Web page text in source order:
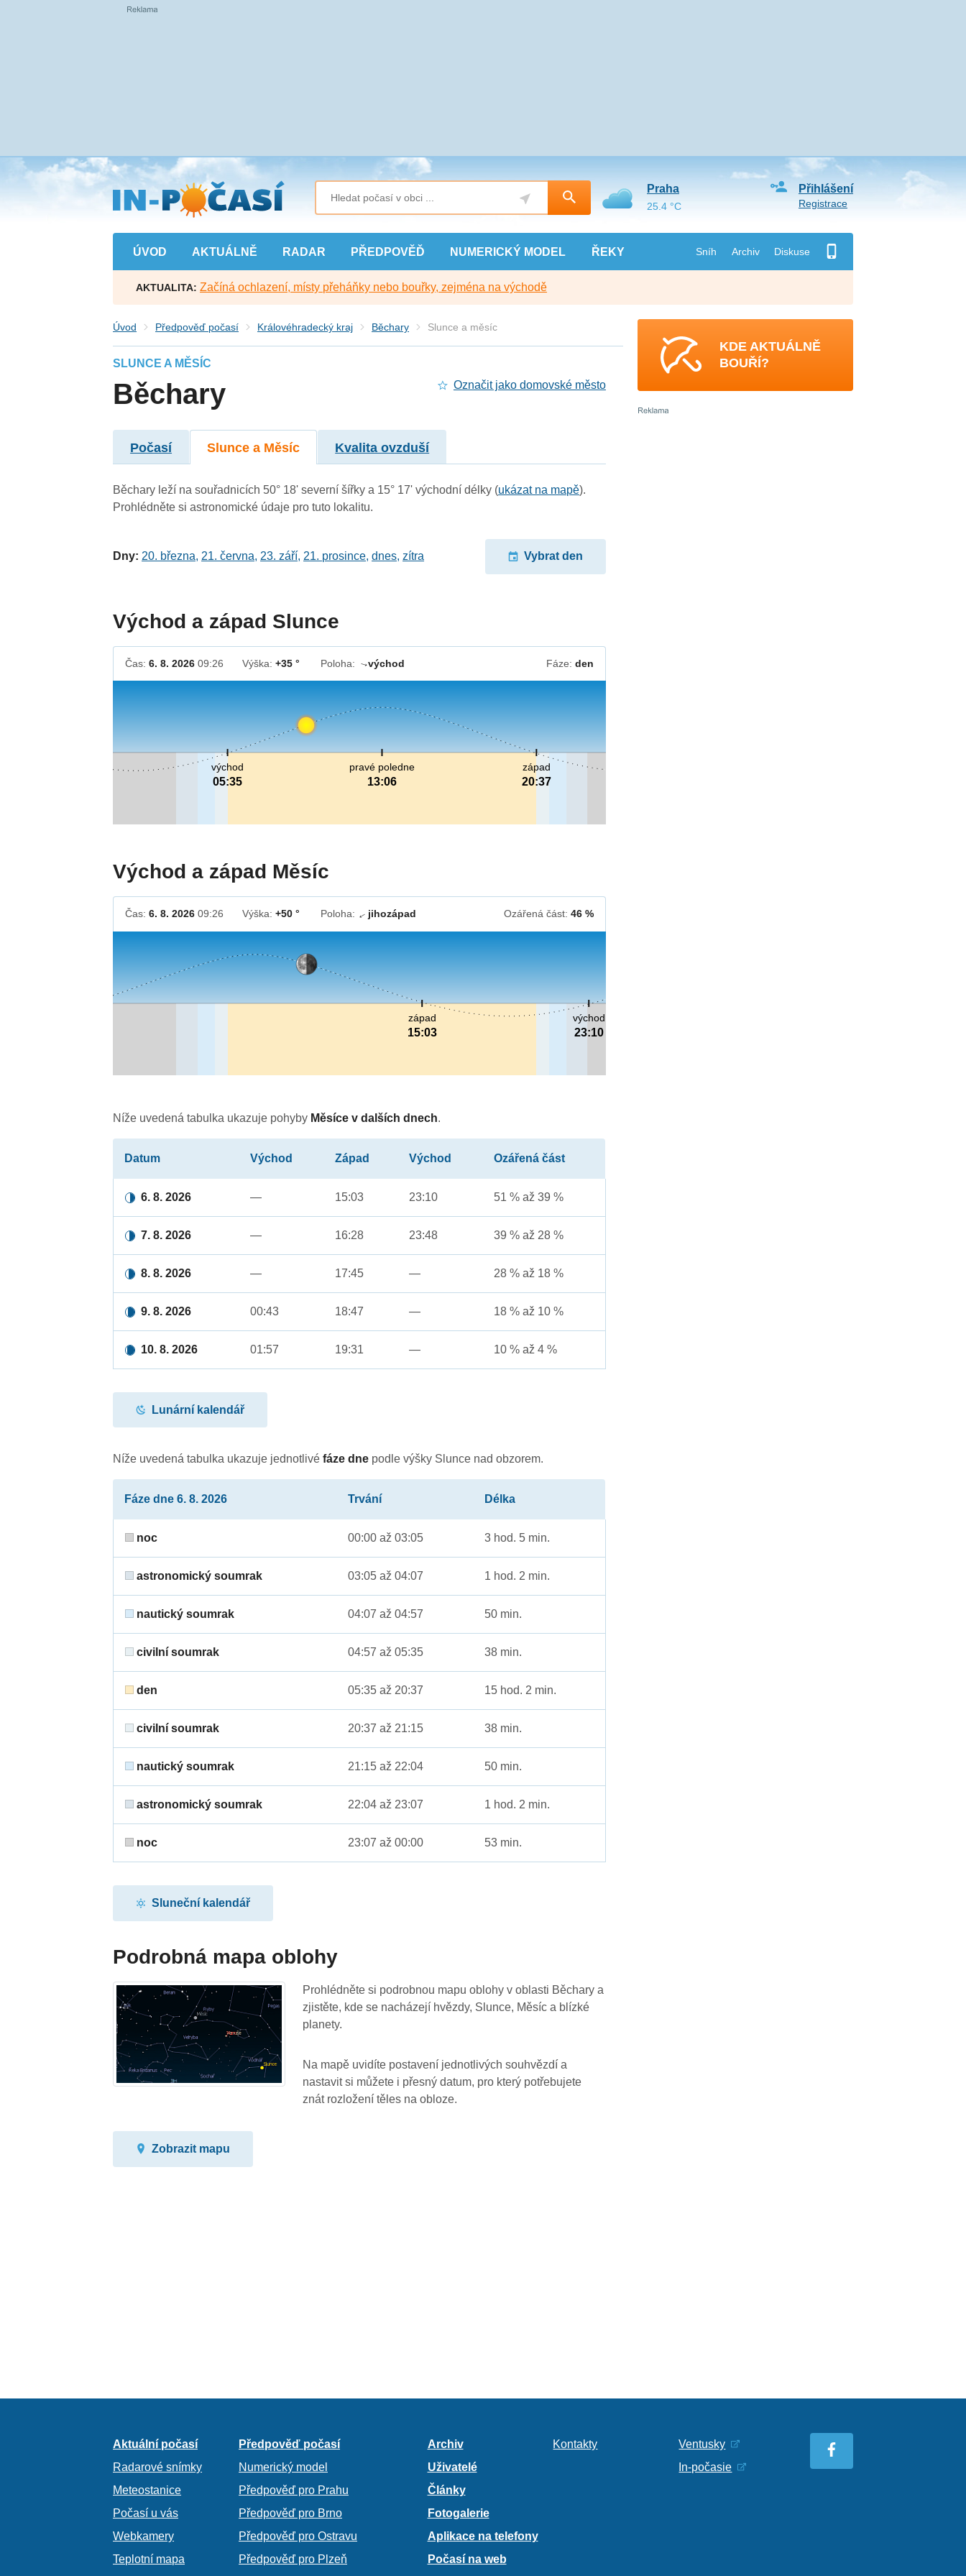
Přejít
na
hlavní
obsah
ÚVOD AKTUÁLNĚ RADAR PŘEDPOVĚĎ NUMERICKÝ MODEL ŘEKY Sníh Archiv Diskuse
Přihlášení
Registrace
Praha
25.4 °C
AKTUALITA: Začíná ochlazení, místy přeháňky nebo bouřky, zejména na východě
Úvod Předpověď počasí Královéhradecký kraj Běchary Slunce a měsíc
SLUNCE A MĚSÍC
Běchary Označit jako domovské město
Počasí Slunce a Měsíc Kvalita ovzduší
Běchary leží na souřadnicích 50° 18' severní šířky a 15° 17' východní délky (ukázat na mapě).
Prohlédněte si astronomické údaje pro tuto lokalitu.
Dny: 20. března, 21. června, 23. září, 21. prosince,dnes,zítra Vybrat den
Východ a západ Slunce
Čas:6. 8. 2026 09:26 Výška:+35 ° Poloha: ↓východ Fáze: den
pravé poledne
13:06
východ
05:35
západ
20:37
Východ a západ Měsíc
Čas:6. 8. 2026 09:26 Výška:+50 ° Poloha: ↓jihozápad Ozářená část: 46 %
východ
23:10
západ
15:03
Níže uvedená tabulka ukazuje pohyby Měsíce v dalších dnech.
Datum Východ Západ Východ Ozářená část
6. 8. 2026 — 15:03 23:10 51 % až 39 %
7. 8. 2026 — 16:28 23:48 39 % až 28 %
8. 8. 2026 — 17:45 — 28 % až 18 %
9. 8. 2026 00:43 18:47 — 18 % až 10 %
10. 8. 2026 01:57 19:31 — 10 % až 4 %
Lunární kalendář
Níže uvedená tabulka ukazuje jednotlivéfáze dne podle výšky Slunce nad obzorem.
Fáze dne 6. 8. 2026 Trvání Délka
noc 00:00 až 03:05 3 hod. 5 min.
astronomický soumrak 03:05 až 04:07 1 hod. 2 min.
nautický soumrak 04:07 až 04:57 50 min.
civilní soumrak 04:57 až 05:35 38 min.
den 05:35 až 20:37 15 hod. 2 min.
civilní soumrak 20:37 až 21:15 38 min.
nautický soumrak 21:15 až 22:04 50 min.
astronomický soumrak 22:04 až 23:07 1 hod. 2 min.
noc 23:07 až 00:00 53 min.
Sluneční kalendář
Podrobná mapa oblohy
Prohlédněte si podrobnou mapu oblohy v oblasti Běchary a
zjistěte, kde se nacházejí hvězdy, Slunce, Měsíc a blízké
planety.
Na mapě uvidíte postavení jednotlivých souhvězdí a
nastavit si můžete i přesný datum, pro který potřebujete
znát rozložení těles na obloze.
Zobrazit mapu
KDE AKTUÁLNĚ
BOUŘÍ?
Aktuální počasí
Radarové snímky
Meteostanice
Počasí u vás
Webkamery
Teplotní mapa
Předpověď počasí
Numerický model
Předpověď pro Prahu
Předpověď pro Brno
Předpověď pro Ostravu
Předpověď pro Plzeň
Archiv
Uživatelé
Články
Fotogalerie
Aplikace na telefony
Počasí na web
Kontakty
Ventusky
In-počasie